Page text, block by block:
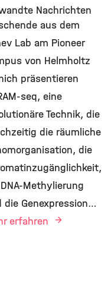
Nachrichten
aus dem
Lab am Pioneer
von Helmholtz
präsentieren
seq, eine
Technik, die
die räumliche
die
Methylierung
die Genexpression…
erfahren